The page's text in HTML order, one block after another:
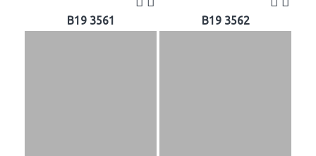
B19 3561 B19 3562